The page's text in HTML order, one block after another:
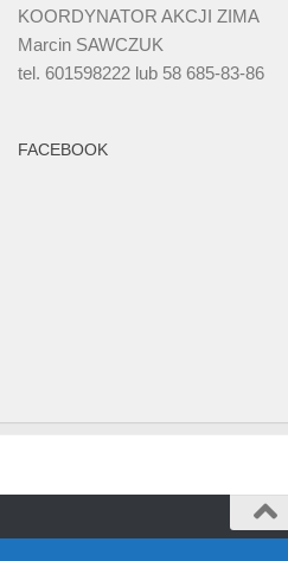
KOORDYNATOR AKCJI ZIMA
Marcin SAWCZUK
tel. 601598222 lub 58 685-83-86
FACEBOOK